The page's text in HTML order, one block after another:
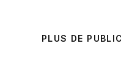
PLUS DE